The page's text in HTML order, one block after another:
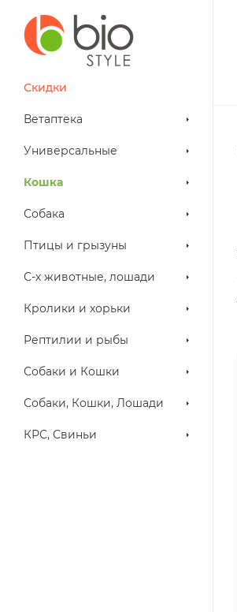
Скидки
Ветаптека
Универсальные
Кошка
Собака
Птицы и грызуны
С-х животные, лошади
Кролики и хорьки
Рептилии и рыбы
Собаки и Кошки
Собаки, Кошки, Лошади
КРС, Свиньи